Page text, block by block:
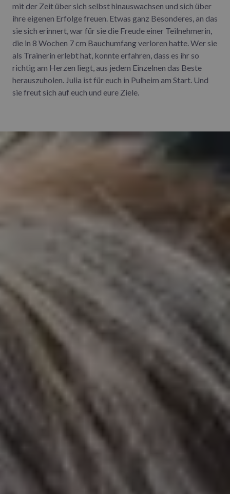
mit der Zeit über sich selbst hinauswachsen und sich über
ihre eigenen Erfolge freuen. Etwas ganz Besonderes, an das
sie sich erinnert, war für sie die Freude einer Teilnehmerin,
die in 8 Wochen 7 cm Bauchumfang verloren hatte. Wer sie
als Trainerin erlebt hat, konnte erfahren, dass es ihr so
richtig am Herzen liegt, aus jedem Einzelnen das Beste
herauszuholen. Julia ist für euch in Pulheim am Start. Und
sie freut sich auf euch und eure Ziele.